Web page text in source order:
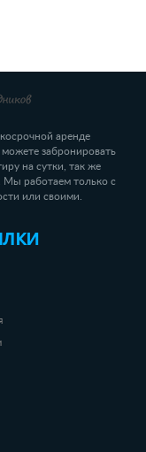
аренде
забронировать
на сутки, так же
Мы работаем только с
или своими.